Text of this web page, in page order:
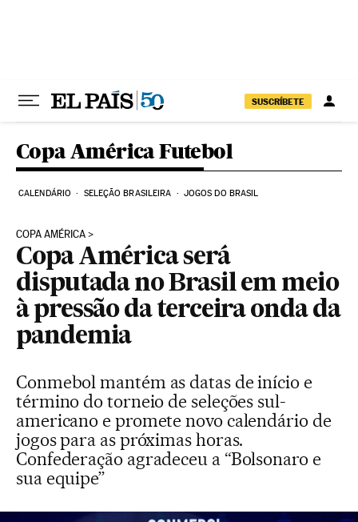
SUSCRÍBETE
Copa América Futebol
CALENDÁRIO SELEÇÃO BRASILEIRA JOGOS DO BRASIL
COPA AMÉRICA
Copa América será
disputada no Brasil em meio
à pressão da terceira onda da
pandemia
Conmebol mantém as datas de início e
término do torneio de seleções sul-
americano e promete novo calendário de
jogos para as próximas horas.
Confederação agradeceu a “Bolsonaro e
sua equipe”